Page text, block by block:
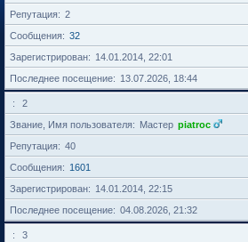
Репутация
2
Сообщения
32
Зарегистрирован
14.01.2014, 22:01
Последнее посещение
13.07.2026, 18:44
2
Звание, Имя пользователя
Мастер piatroc
Репутация
40
Сообщения
1601
Зарегистрирован
14.01.2014, 22:15
Последнее посещение
04.08.2026, 21:32
3